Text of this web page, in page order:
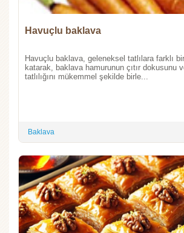
Havuçlu baklava
Havuçlu baklava, geleneksel tatlılara farklı
katarak, baklava hamurunun çıtır dokusunu
tatlılığını mükemmel şekilde birle...
Baklava